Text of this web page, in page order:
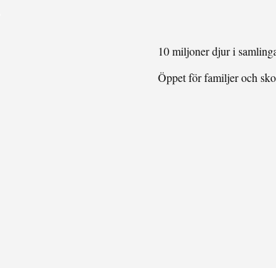
10 miljoner djur i
Öppet för familjer och